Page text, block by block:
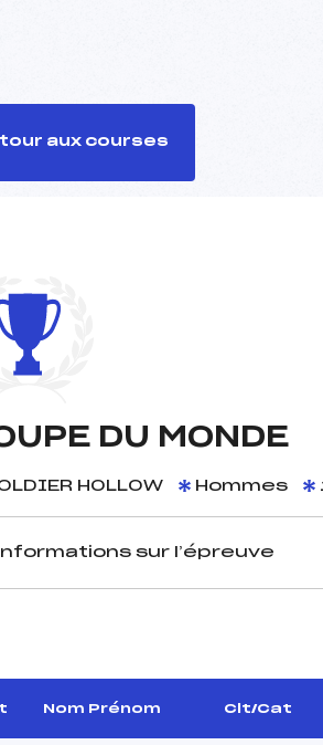
aux courses
DU MONDE
HOLLOW Hommes
sur l’épreuve
:
:
Nom Prénom Clt/Cat